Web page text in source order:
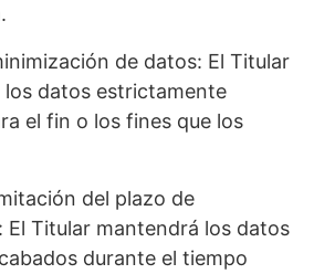
de datos: El Titular
los datos estrictamente
el fin o los fines que los
del plazo de
El Titular mantendrá los datos
durante el tiempo